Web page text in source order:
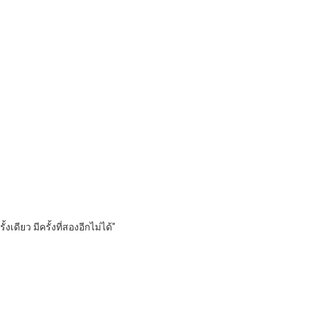
เดียว มีครั้งที่สองอีกไม่ได้”